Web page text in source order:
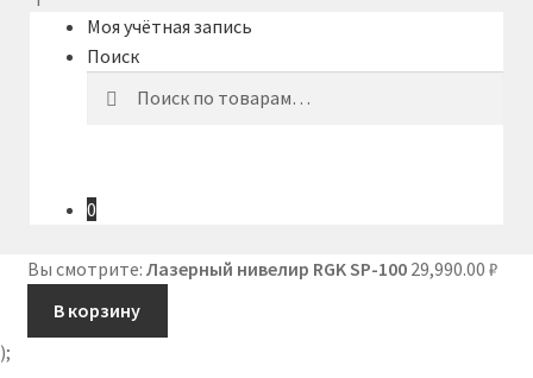
Моя учётная запись
Поиск
0
Вы смотрите: Лазерный нивелир RGK SP-100 29,990.00 ₽
В корзину
);